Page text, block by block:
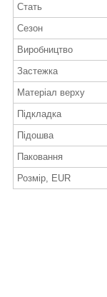
Стать
Сезон
Виробництво
Застежка
Матеріал верху
Підкладка
Підошва
Паковання
Розмір, EUR